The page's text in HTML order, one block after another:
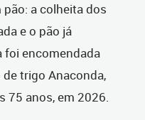
a colheita dos
e o pão já
foi encomendada
trigo Anaconda,
75 anos, em 2026.